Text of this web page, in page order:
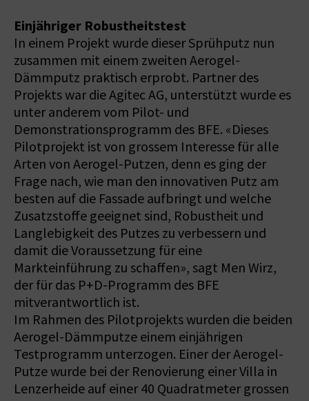
Einjähriger Robustheitstest
In einem Projekt wurde dieser Sprühputz nun
zusammen mit einem zweiten Aerogel-
Dämmputz praktisch erprobt. Partner des
Projekts war die Agitec AG, unterstützt wurde es
unter anderem vom Pilot- und
Demonstrationsprogramm des BFE. «Dieses
Pilotprojekt ist von grossem Interesse für alle
Arten von Aerogel-Putzen, denn es ging der
Frage nach, wie man den innovativen Putz am
besten auf die Fassade aufbringt und welche
Zusatzstoffe geeignet sind, Robustheit und
Langlebigkeit des Putzes zu verbessern und
damit die Voraussetzung für eine
Markteinführung zu schaffen», sagt Men Wirz,
der für das P+D-Programm des BFE
mitverantwortlich ist.
Im Rahmen des Pilotprojekts wurden die beiden
Aerogel-Dämmputze einem einjährigen
Testprogramm unterzogen. Einer der Aerogel-
Putze wurde bei der Renovierung einer Villa in
Lenzerheide auf einer 40 Quadratmeter grossen